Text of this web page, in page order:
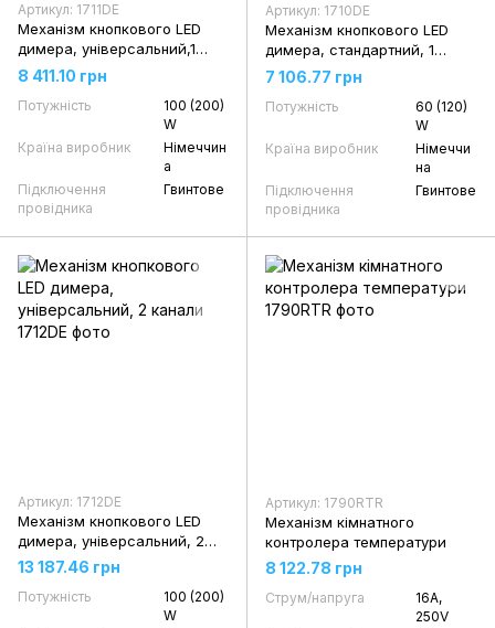
Артикул: 1711DE
Механізм кнопкового LED
димера, універсальний,1
канал
8 411.10 грн
Потужність
100 (200)
W
Країна виробник
Німеччин
а
Підключення
провідника
Гвинтове
Артикул: 1710DE
Механізм кнопкового LED
димера, стандартний, 1
канал
7 106.77 грн
Потужність
60 (120)
W
Країна виробник
Німеччи
на
Підключення
провідника
Гвинтове
Артикул: 1712DE
Механізм кнопкового LED
димера, універсальний, 2
канали
13 187.46 грн
Потужність
100 (200)
W
Артикул: 1790RTR
Механізм кімнатного
контролера температури
8 122.78 грн
Струм/напруга
16А,
250V